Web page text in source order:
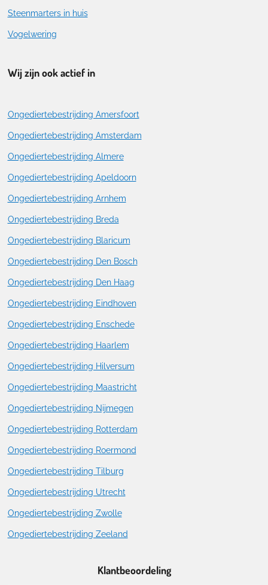
Steenmarters in huis
Vogelwering
Wij zijn ook actief in
Ongediertebestrijding Amersfoort
Ongediertebestrijding Amsterdam
Ongediertebestrijding Almere
Ongediertebestrijding Apeldoorn
Ongediertebestrijding Arnhem
Ongediertebestrijding Breda
Ongediertebestrijding Blaricum
Ongediertebestrijding Den Bosch
Ongediertebestrijding Den Haag
Ongediertebestrijding Eindhoven
Ongediertebestrijding Enschede
Ongediertebestrijding Haarlem
Ongediertebestrijding Hilversum
Ongediertebestrijding Maastricht
Ongediertebestrijding Nijmegen
Ongediertebestrijding Rotterdam
Ongediertebestrijding Roermond
Ongediertebestrijding Tilburg
Ongediertebestrijding Utrecht
Ongediertebestrijding Zwolle
Ongediertebestrijding Zeeland
Klantbeoordeling